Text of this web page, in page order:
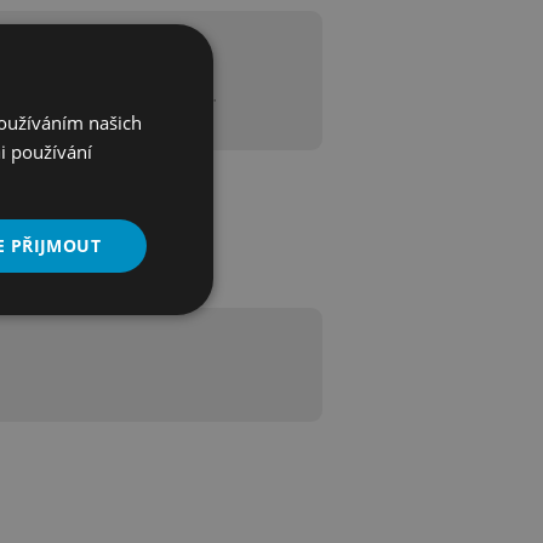
pro separaci proteinů, peptidů,
našich
používání
PŘIJMOUT
Nezařazené